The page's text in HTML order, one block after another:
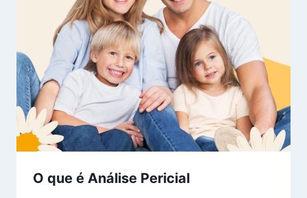
O que é Análise Pericial